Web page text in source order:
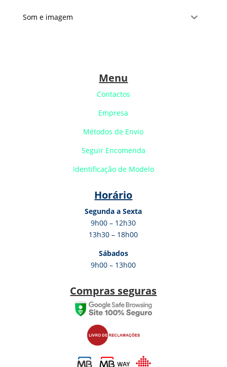
Som e imagem
Menu
Contactos
Empresa
Métodos de Envio
Seguir Encomenda
Identificação de Modelo
Horário
Segunda a Sexta
9h00 – 12h30
13h30 – 18h00
Sábados
9h00 – 13h00
Compras seguras